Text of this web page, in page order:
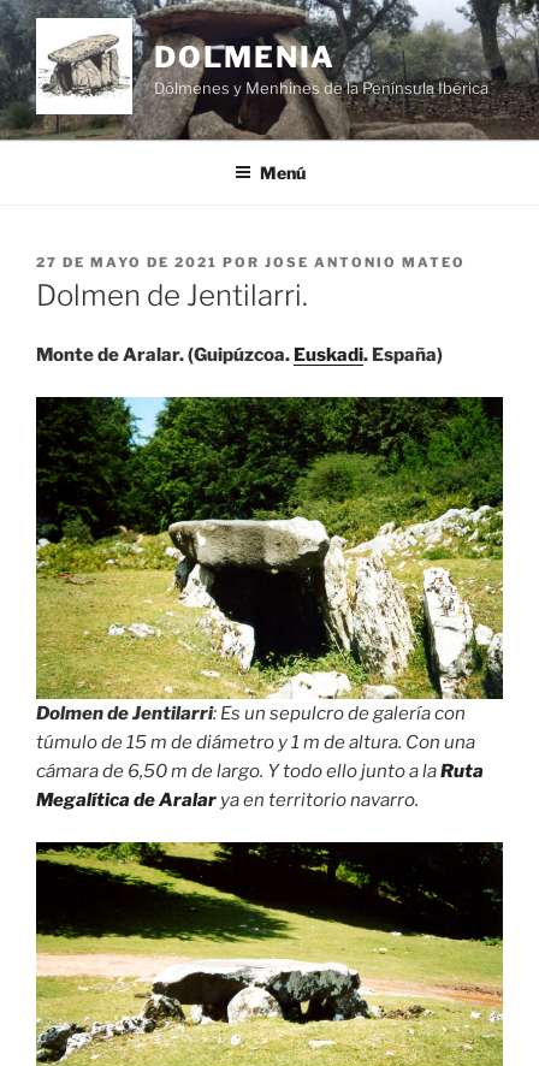
Saltar
al
contenido
DOLMENIA
Dólmenes y Menhines de la Península Ibérica
Menú
PUBLICADO
EL
27 DE MAYO DE 2021 POR JOSE ANTONIO MATEO
Dolmen de Jentilarri.
Monte de Aralar. (Guipúzcoa. Euskadi. España)
Dolmen de Jentilarri: Es un sepulcro de galería con
túmulo de 15 m de diámetro y 1 m de altura. Con una
cámara de 6,50 m de largo. Y todo ello junto a laRuta
Megalítica de Aralar ya en territorio navarro.